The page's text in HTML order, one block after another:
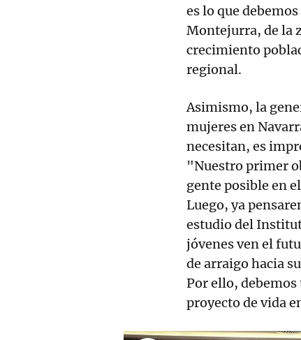
es lo que
Montejurra, de la
crecimiento
regional.
Asimismo, la
mujeres en
necesitan, es
"Nuestro primer
gente posible en
Luego, ya
estudio del
jóvenes ven el
de arraigo hacia
Por ello,
proyecto de vida